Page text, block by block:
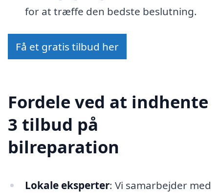
for at træffe den bedste beslutning.
Få et gratis tilbud her
Fordele ved at indhente
3 tilbud på
bilreparation
Lokale eksperter: Vi samarbejder med